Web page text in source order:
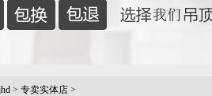
> 专卖实体店 >